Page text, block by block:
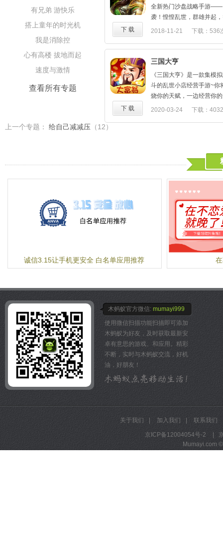
有兄弟 游快乐
搭上童年的时光机
我是消除控
心有高楼 拔地而起
速度与激情
查看所有专题
全新热门沙盘战略手游——
袭！惶惶乱世，群雄并起
大战一触即发！呼朋引伴
器，指点江山。天下三分
梦，天地儿女情，权御之
【开年巨献全新策略手游
【总揽全局精巧布阵体系
【超多选择爽快战斗体验
【游戏特色】
真实三国，历史重现
望，这是财富，更是荣耀
中，享受万人敬仰，却是
——三国名将各有特色，
吕布，智如诸葛，尽待主
业。面对强敌，看似毫无
点，以大智布阵组将，鹿
极致策略，一争天下
——天下宝座，人人垂涎
城主之间，亦敌亦友，欲
仅考验你排兵布阵的能力
己的策略发挥到极致，必
军团混战，文争武斗
——军团众多，人才济济，
军团战中，各方势力激情
弟兄们杀出重围，谁能未
场真英雄，历史由你来改
2018-11-21 下载：536
下 载
三国大亨
《三国大亨》是一款集模
斗的乱世小店经营手游~你
烧你的天赋，一边经营你
收集图纸打造神兵利器，
总之，我们的口号是：造
开黑店！养员工！赚大钱
让我们向着世界第一乱世
2020-03-24 下载：
下 载
上一个专题： 给自己减减压 （12）
诚信3.15让手机更安全 白名单应用推荐
木蚂蚁官方微信: mumayi999
使用微信扫描功能扫描即可添加
木蚂蚁为好友，及时获取最新安
卓有意思的游戏、和应用。精彩
不断，实时与木蚂蚁交流，好机
油，好朋友！
关于我们 加入我们 联系我们
京ICP备12004054号-2
Mumayi.com